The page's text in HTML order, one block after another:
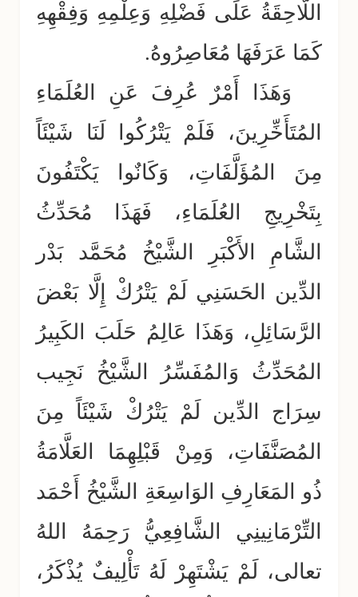
اللَّاحِقَةُ عَلَى فَضْلِهِ وَعِلْمِهِ وَفِقْهِهِ
كَمَا عَرَفَهَا مُعَاصِرُوهُ.
وَهَذَا أَمْرٌ عُرِفَ عَنِ العُلَمَاءِ
المُتَأَخِّرِينَ، فَلَمْ يَتْرُكُوا لَنَا شَيْئَاً
مِنَ المُؤَلَّفَاتِ، وَكَانٌوا يَكْتَفُونَ
بِتَخْرِيجِ العُلَمَاءِ، فَهَذَا مُحَدِّثُ
الشَّامِ الأَكْبَرِ الشَّيْخُ مُحَمَّد بَدْر
الدِّين الحَسَنِي لَمْ يَتْرُكْ إِلَّا بَعْضَ
الرَّسَائِلِ، وَهَذَا عَالِمُ حَلَبَ الكَبِيرُ
المُحَدِّثُ وَالمُفَسِّرُ الشَّيْخُ نَجِيب
سِرَاج الدِّين لَمْ يَتْرُكْ شَيْئَاً مِنَ
المُصَنَّفَاتِ، وَمِنْ قَبْلِهِمَا العَلَّامَةُ
ذُو المَعَارِفِ الوَاسِعَةِ الشَّيْخُ أَحْمَد
التِّرْمَانِينِي الشَّافِعِيُّ رَحِمَهُ اللهُ
تعالى، لَمْ يَشْتَهِرْ لَهُ تَأْلِيفٌ يُذْكَرُ،